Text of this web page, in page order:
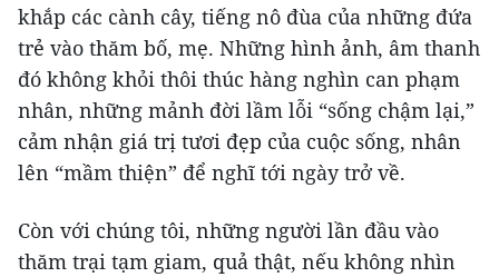
khắp các cành cây, tiếng nô đùa của những đứa
trẻ vào thăm bố, mẹ. Những hình ảnh, âm thanh
đó không khỏi thôi thúc hàng nghìn can phạm
nhân, những mảnh đời lầm lỗi “sống chậm lại,”
cảm nhận giá trị tươi đẹp của cuộc sống, nhân
lên “mầm thiện” để nghĩ tới ngày trở về.
Còn với chúng tôi, những người lần đầu vào
thăm trại tạm giam, quả thật, nếu không nhìn